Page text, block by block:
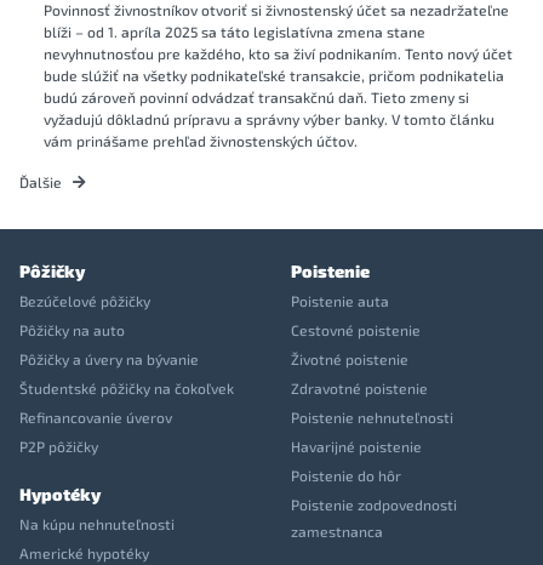
Povinnosť živnostníkov otvoriť si živnostenský účet sa nezadržateľne
blíži – od 1. apríla 2025 sa táto legislatívna zmena stane
nevyhnutnosťou pre každého, kto sa živí podnikaním. Tento nový účet
bude slúžiť na všetky podnikateľské transakcie, pričom podnikatelia
budú zároveň povinní odvádzať transakčnú daň. Tieto zmeny si
vyžadujú dôkladnú prípravu a správny výber banky. V tomto článku
vám prinášame prehľad živnostenských účtov.
Ďalšie
Pôžičky
Bezúčelové pôžičky
Pôžičky na auto
Pôžičky a úvery na bývanie
Študentské pôžičky na čokoľvek
Refinancovanie úverov
P2P pôžičky
Hypotéky
Na kúpu nehnuteľnosti
Americké hypotéky
Poistenie
Poistenie auta
Cestovné poistenie
Životné poistenie
Zdravotné poistenie
Poistenie nehnuteľnosti
Havarijné poistenie
Poistenie do hôr
Poistenie zodpovednosti
zamestnanca